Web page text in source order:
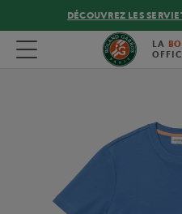
DÉCOUVREZ LES
Toggle navigation LA